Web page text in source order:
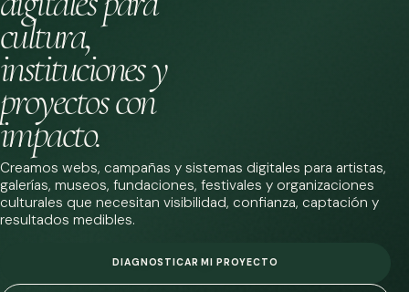
cultura,
instituciones y
proyectos con
impacto.
Creamos webs, campañas y sistemas digitales para artistas,
galerías, museos, fundaciones, festivales y organizaciones
culturales que necesitan visibilidad, confianza, captación y
resultados medibles.
DIAGNOSTICAR MI PROYECTO